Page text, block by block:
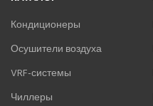
Кондиционеры
Осушители воздуха
VRF-системы
Чиллеры